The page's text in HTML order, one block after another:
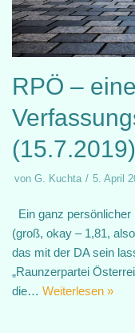
RPÖ –
(15.7.2019)
von G. Kuchta 5. April
Ein ganz persönlicher
(groß, okay – 1,81,
das mit der DA sein
„Raunzerpartei
die… Weiterlesen »